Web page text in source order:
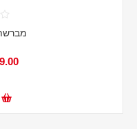
מברשת